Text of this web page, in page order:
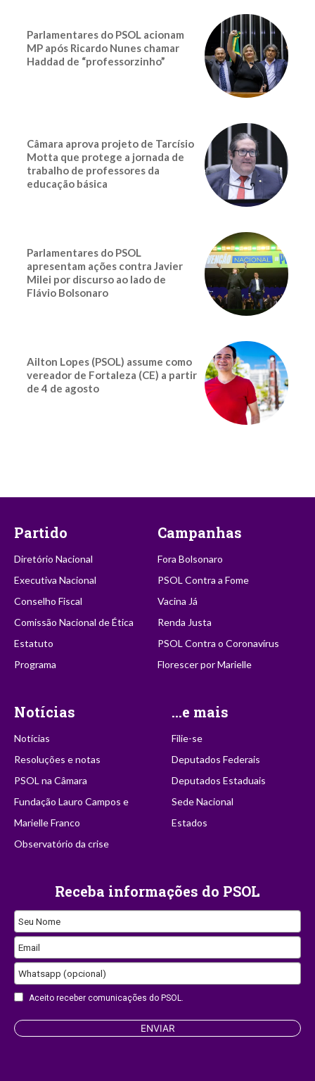
Parlamentares do PSOL acionam
MP após Ricardo Nunes chamar
Haddad de “professorzinho”
Câmara aprova projeto de Tarcísio
Motta que protege a jornada de
trabalho de professores da
educação básica
Parlamentares do PSOL
apresentam ações contra Javier
Milei por discurso ao lado de
Flávio Bolsonaro
Ailton Lopes (PSOL) assume como
vereador de Fortaleza (CE) a partir
de 4 de agosto
Partido
Diretório Nacional
Executiva Nacional
Conselho Fiscal
Comissão Nacional de Ética
Estatuto
Programa
Campanhas
Fora Bolsonaro
PSOL Contra a Fome
Vacina Já
Renda Justa
PSOL Contra o Coronavírus
Florescer por Marielle
Notícias
Notícias
Resoluções e notas
PSOL na Câmara
Fundação Lauro Campos e
Marielle Franco
Observatório da crise
...e mais
Filie-se
Deputados Federais
Deputados Estaduais
Sede Nacional
Estados
Receba informações do PSOL
Seu Nome
Your
Website
Email
Whatsapp (opcional)
Aceito receber comunicações do PSOL.
ENVIAR